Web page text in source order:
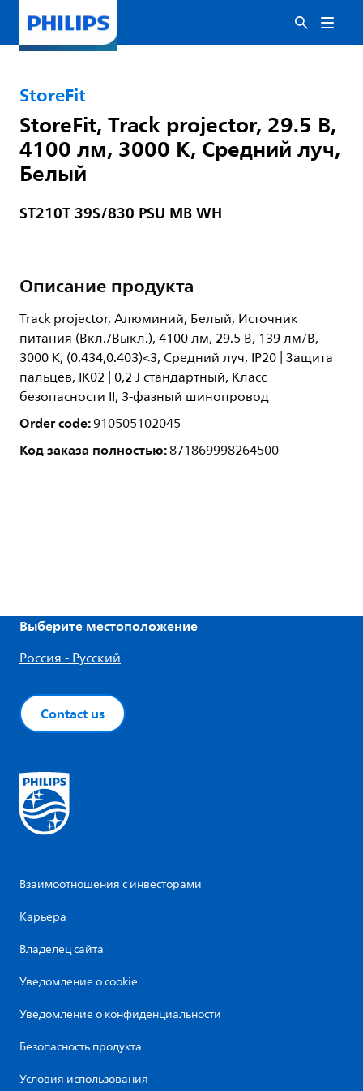
StoreFit
StoreFit, Track projector, 29.5 В,
4100 лм, 3000 K, Средний луч,
Белый
ST210T 39S/830 PSU MB WH
Описание продукта
Track projector, Алюминий, Белый, Источник
питания (Вкл./Выкл.), 4100 лм, 29.5 В, 139 лм/В,
3000 K, (0.434,0.403)<3, Средний луч, IP20 | Защита
пальцев, IK02 | 0,2 J стандартный, Класс
безопасности II, 3-фазный шинопровод
Order code:910505102045
Код заказа полностью:871869998264500
Выберите местоположение
Россия - Русский
Contact us
Взаимоотношения с инвесторами
Карьера
Владелец сайта
Уведомление о cookie
Уведомление о конфиденциальности
Безопасность продукта
Условия использования